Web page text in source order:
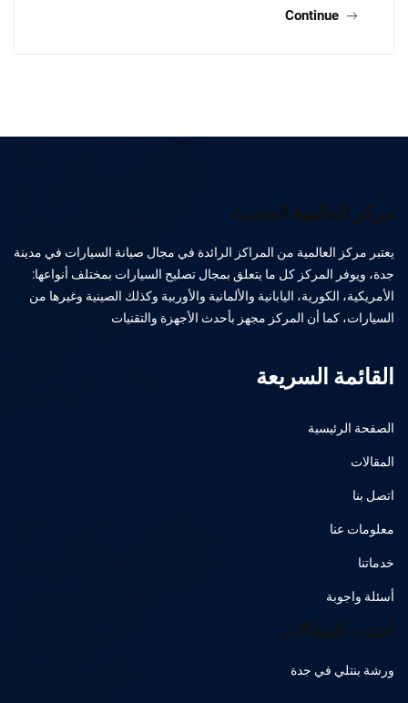
Continue
مركز العالمية الحديث
يعتبر مركز العالمية من المراكز الرائدة في مجال صيانة السيارات في مدينة
جدة، ويوفر المركز كل ما يتعلق بمجال تصليح السيارات بمختلف أنواعها:
الأمريكية، الكورية، اليابانية والألمانية والأوربية وكذلك الصينية وغيرها من
السيارات، كما أن المركز مجهز بأحدث الأجهزة والتقنيات
القائمة السريعة
الصفحة الرئيسية
المقالات
اتصل بنا
معلومات عنا
خدماتنا
أسئلة واجوبة
أحدث المقالات
ورشة بنتلي في جدة